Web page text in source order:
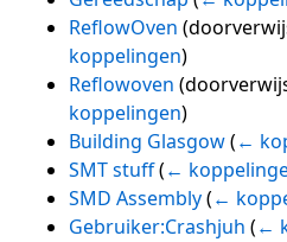
ReflowOven
koppelingen)
Reflowoven
koppelingen)
Building Glasgow (←
SMT stuff (←
SMD Assembly (←
Gebruiker:Crashjuh (←